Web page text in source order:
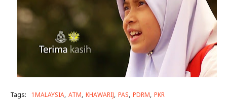
Tags: 1MALAYSIA ATM KHAWARIJ PAS PDRM PKR